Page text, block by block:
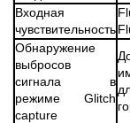
Входная
чувствительность
Обнаружение
выбросов
сигнала в
режиме Glitch
capture